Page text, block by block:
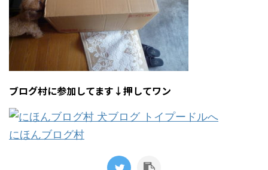
ブログ村に参加してます↓押してワン
にほんブログ村